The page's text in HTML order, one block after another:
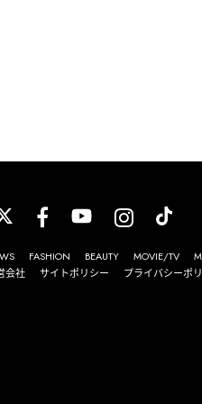
FASHION BEAUTY MOVIE/TV
会社
サイトポリシー プライバシーポ